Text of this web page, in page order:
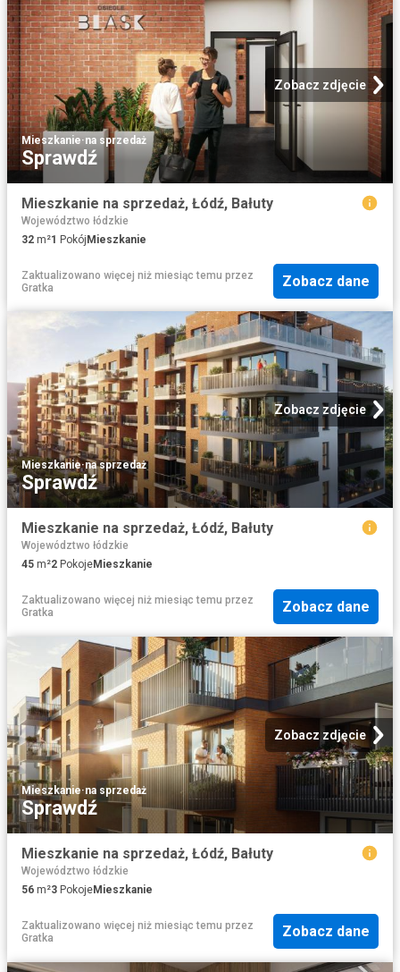
Zobacz zdjęcie
Mieszkanie·na sprzedaż
Sprawdź
Mieszkanie na sprzedaż, Łódź, Bałuty
Województwo łódzkie
32 m²1 PokójMieszkanie
Zaktualizowano więcej niż miesiąc temu przez
Gratka
Zobacz dane
Zobacz zdjęcie
Mieszkanie·na sprzedaż
Sprawdź
Mieszkanie na sprzedaż, Łódź, Bałuty
Województwo łódzkie
45 m²2 PokojeMieszkanie
Zaktualizowano więcej niż miesiąc temu przez
Gratka
Zobacz dane
Zobacz zdjęcie
Mieszkanie·na sprzedaż
Sprawdź
Mieszkanie na sprzedaż, Łódź, Bałuty
Województwo łódzkie
56 m²3 PokojeMieszkanie
Zaktualizowano więcej niż miesiąc temu przez
Gratka
Zobacz dane